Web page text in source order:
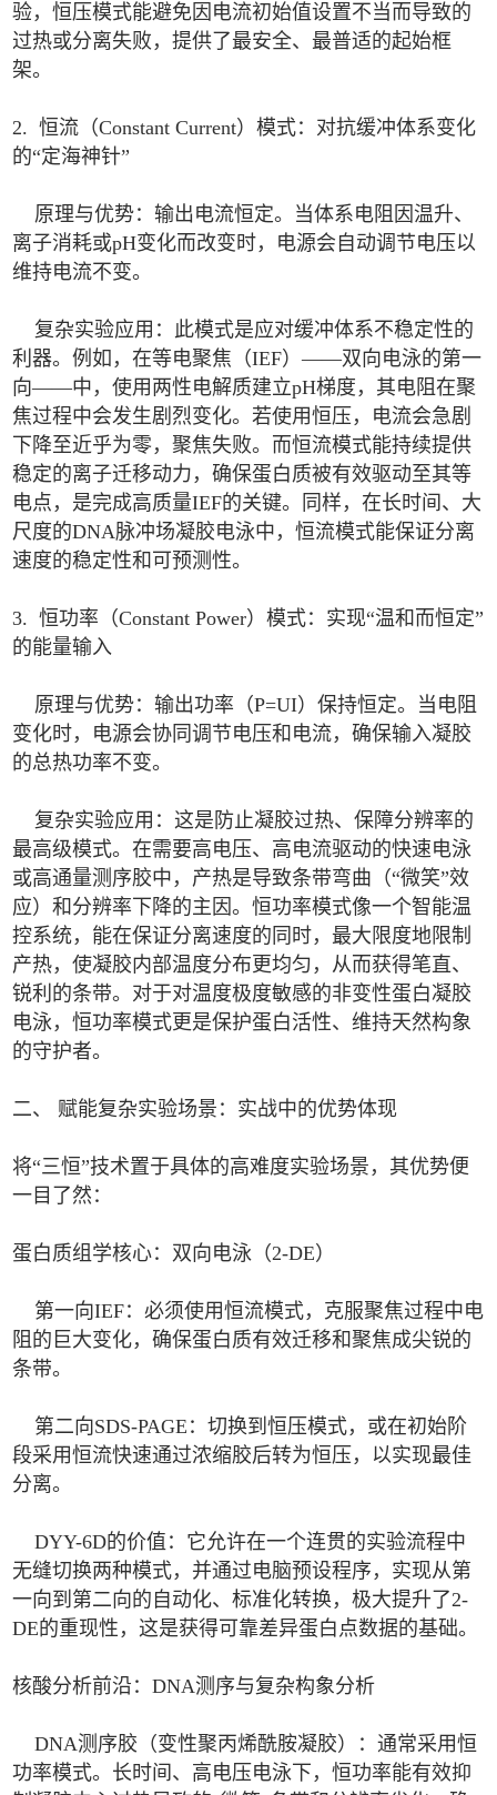
验，恒压模式能避免因电流初始值设置不当而导致的
过热或分离失败，提供了最安全、最普适的起始框
架。
2. 恒流（Constant Current）模式：对抗缓冲体系变化
的“定海神针”
原理与优势：输出电流恒定。当体系电阻因温升、
离子消耗或pH变化而改变时，电源会自动调节电压以
维持电流不变。
复杂实验应用：此模式是应对缓冲体系不稳定性的
利器。例如，在等电聚焦（IEF）——双向电泳的第一
向——中，使用两性电解质建立pH梯度，其电阻在聚
焦过程中会发生剧烈变化。若使用恒压，电流会急剧
下降至近乎为零，聚焦失败。而恒流模式能持续提供
稳定的离子迁移动力，确保蛋白质被有效驱动至其等
电点，是完成高质量IEF的关键。同样，在长时间、大
尺度的DNA脉冲场凝胶电泳中，恒流模式能保证分离
速度的稳定性和可预测性。
3. 恒功率（Constant Power）模式：实现“温和而恒定”
的能量输入
原理与优势：输出功率（P=UI）保持恒定。当电阻
变化时，电源会协同调节电压和电流，确保输入凝胶
的总热功率不变。
复杂实验应用：这是防止凝胶过热、保障分辨率的
最高级模式。在需要高电压、高电流驱动的快速电泳
或高通量测序胶中，产热是导致条带弯曲（“微笑”效
应）和分辨率下降的主因。恒功率模式像一个智能温
控系统，能在保证分离速度的同时，最大限度地限制
产热，使凝胶内部温度分布更均匀，从而获得笔直、
锐利的条带。对于对温度极度敏感的非变性蛋白凝胶
电泳，恒功率模式更是保护蛋白活性、维持天然构象
的守护者。
二、 赋能复杂实验场景：实战中的优势体现
将“三恒”技术置于具体的高难度实验场景，其优势便
一目了然：
蛋白质组学核心：双向电泳（2-DE）
第一向IEF：必须使用恒流模式，克服聚焦过程中电
阻的巨大变化，确保蛋白质有效迁移和聚焦成尖锐的
条带。
第二向SDS-PAGE：切换到恒压模式，或在初始阶
段采用恒流快速通过浓缩胶后转为恒压，以实现最佳
分离。
DYY-6D的价值：它允许在一个连贯的实验流程中
无缝切换两种模式，并通过电脑预设程序，实现从第
一向到第二向的自动化、标准化转换，极大提升了2-
DE的重现性，这是获得可靠差异蛋白点数据的基础。
核酸分析前沿：DNA测序与复杂构象分析
DNA测序胶（变性聚丙烯酰胺凝胶）：通常采用恒
功率模式。长时间、高电压电泳下，恒功率能有效抑